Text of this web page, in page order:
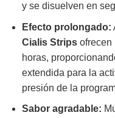
y se disuelven en
Efecto prolongado:
Cialis Stripsofrecen
horas,
extendida para la
presión de la
Sabor agradable: